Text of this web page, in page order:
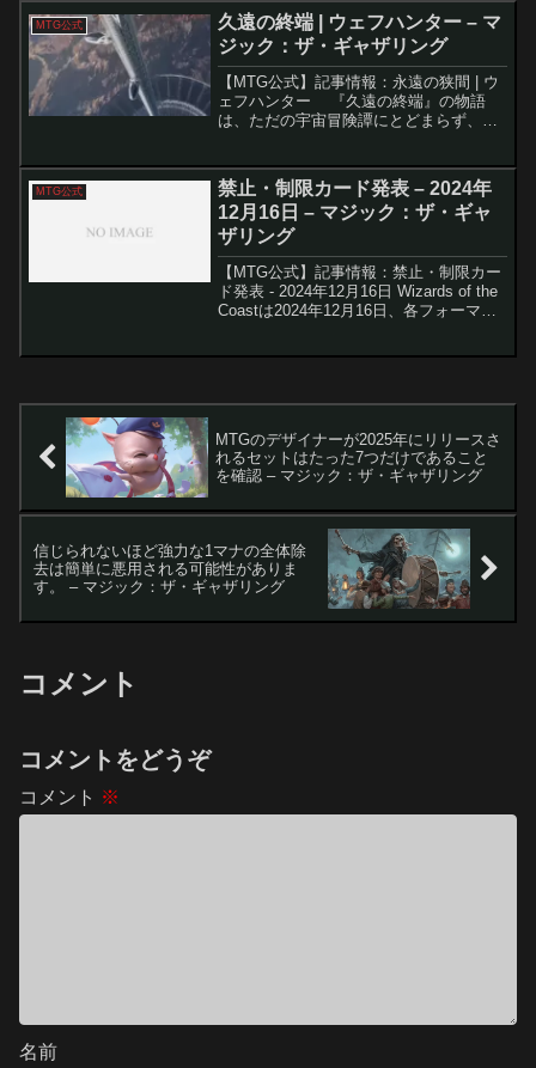
いへの呼び声は、太鼓ではなく、足音や
剣の音で表現され...
MTG公式
久遠の終端 | ウェフハンター – マ
ジック：ザ・ギャザリング
【MTG公式】記事情報：永遠の狭間 | ウ
ェフハンター 『久遠の終端』の物語
は、ただの宇宙冒険譚にとどまらず、深
空間を移動できる「ウェフトウォーカ
ー」として、古代...
MTG公式
禁止・制限カード発表 – 2024年
12月16日 – マジック：ザ・ギャ
ザリング
【MTG公式】記事情報：禁止・制限カー
ド発表 - 2024年12月16日 Wizards of the
Coastは2024年12月16日、各フォーマッ
MTGのデザイナーが2025年にリリースさ
れるセットはたった7つだけであること
を確認 – マジック：ザ・ギャザリング
信じられないほど強力な1マナの全体除
去は簡単に悪用される可能性がありま
す。 – マジック：ザ・ギャザリング
コメント
コメントをどうぞ
コメント ※
名前